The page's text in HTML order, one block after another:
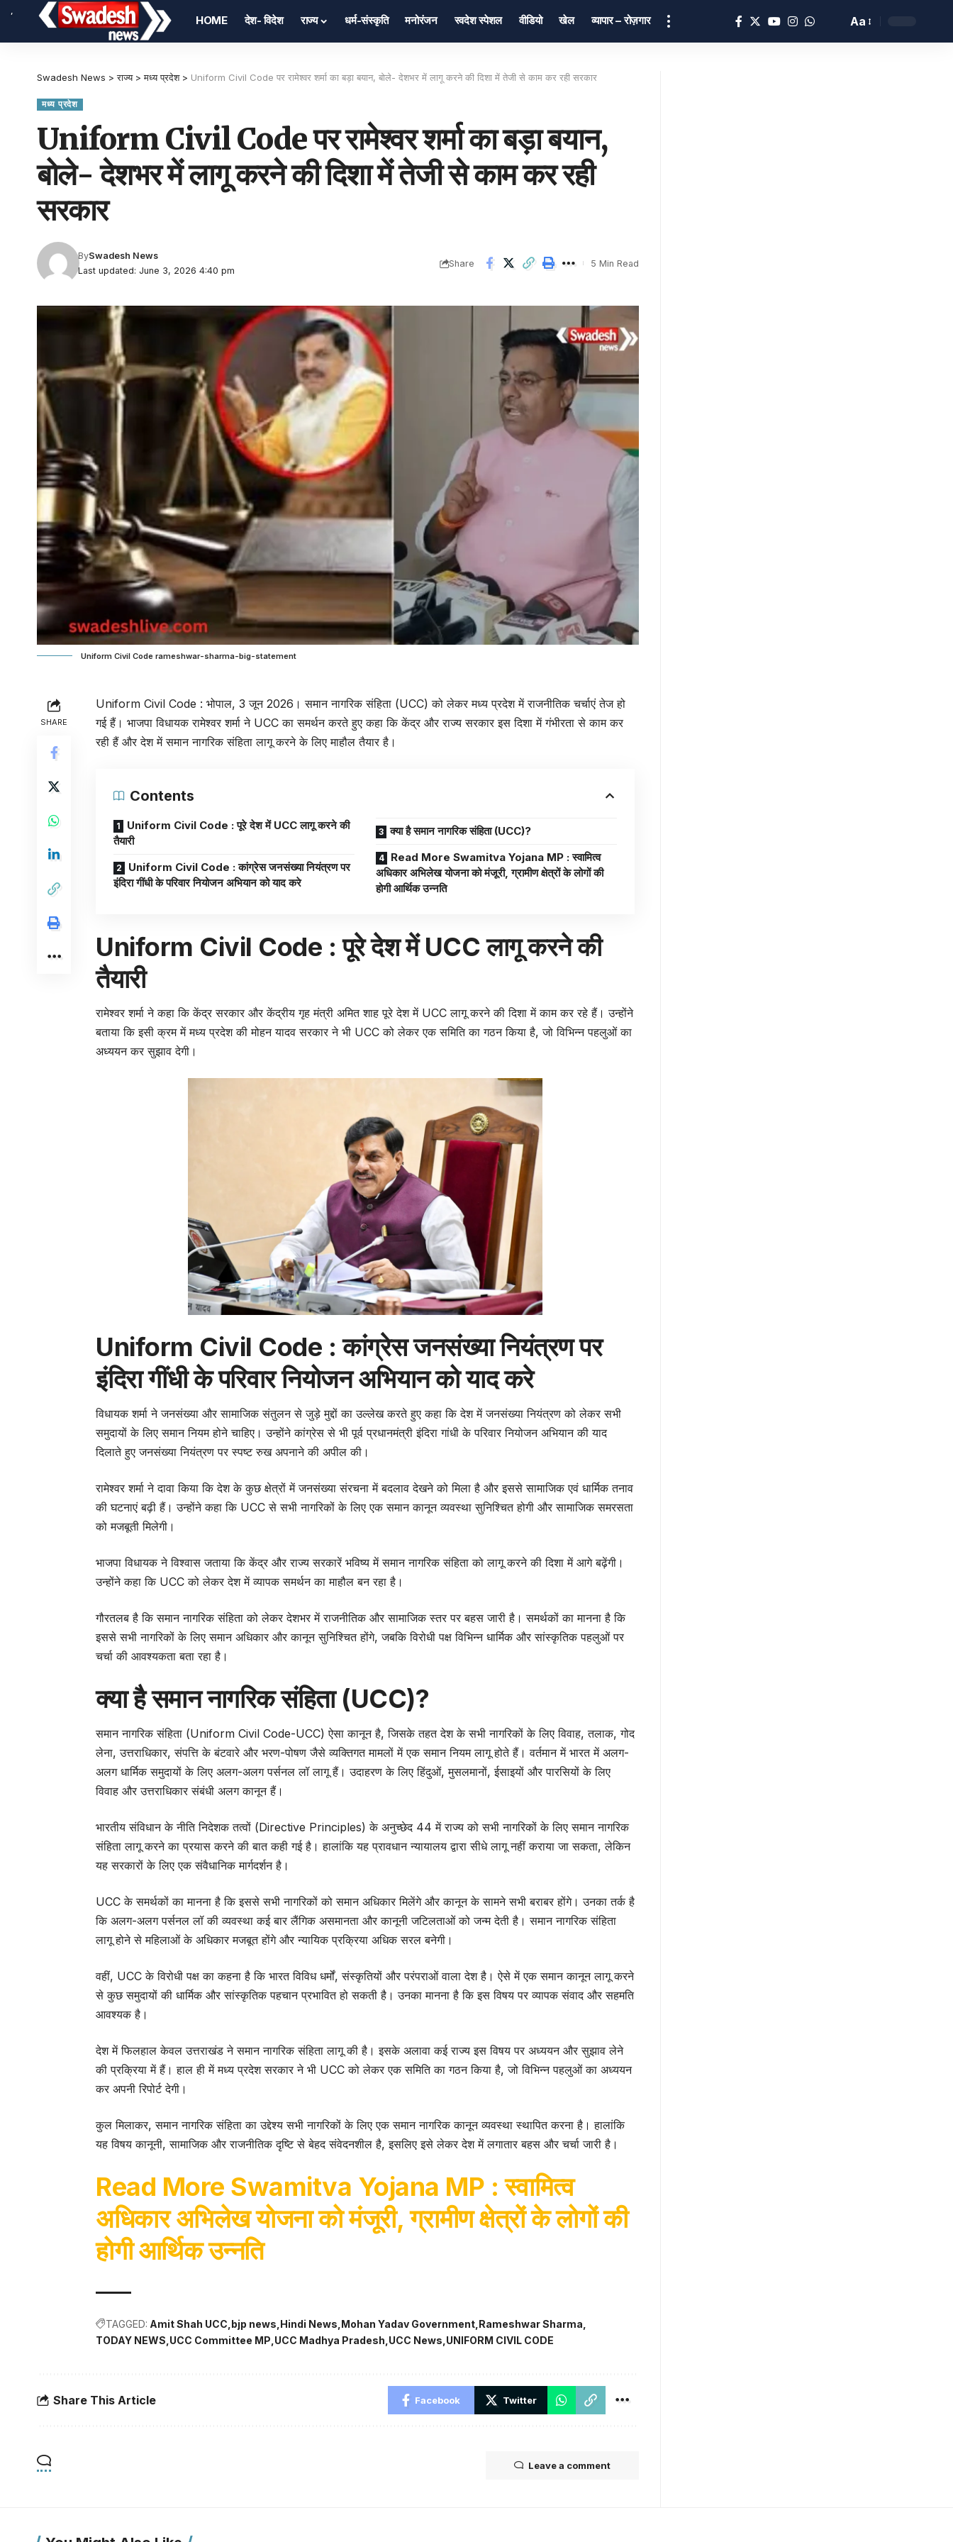
,
HOME देश- विदेश राज्य धर्म-संस्कृति मनोरंजन स्वदेश स्पेशल वीडियो खेल व्यापार – रोज़गार Aa
Swadesh News >राज्य>मध्य प्रदेश> Uniform Civil Code पर रामेश्वर शर्मा का बड़ा बयान, बोले- देशभर में लागू करने की दिशा में तेजी से काम कर रही सरकार
मध्य प्रदेश
Uniform Civil Code पर रामेश्वर शर्मा का बड़ा बयान,
बोले- देशभर में लागू करने की दिशा में तेजी से काम कर रही
सरकार
Last updated: June 3, 2026 4:40 pm
BySwadesh News
Share 5 Min Read
Uniform Civil Code rameshwar-sharma-big-statement
SHARE
Uniform Civil Code : भोपाल, 3 जून 2026। समान नागरिक संहिता (UCC) को लेकर मध्य प्रदेश में राजनीतिक चर्चाएं तेज हो
गई हैं। भाजपा विधायक रामेश्वर शर्मा ने UCC का समर्थन करते हुए कहा कि केंद्र और राज्य सरकार इस दिशा में गंभीरता से काम कर
रही हैं और देश में समान नागरिक संहिता लागू करने के लिए माहौल तैयार है।
Contents
Uniform Civil Code : पूरे देश में UCC लागू करने की
तैयारी
Uniform Civil Code : कांग्रेस जनसंख्या नियंत्रण पर
इंदिरा गींधी के परिवार नियोजन अभियान को याद करे
क्या है समान नागरिक संहिता (UCC)?
Read More Swamitva Yojana MP : स्वामित्व
अधिकार अभिलेख योजना को मंजूरी, ग्रामीण क्षेत्रों के लोगों की
होगी आर्थिक उन्नति
Uniform Civil Code : पूरे देश में UCC लागू करने की
तैयारी
रामेश्वर शर्मा ने कहा कि केंद्र सरकार और केंद्रीय गृह मंत्री अमित शाह पूरे देश में UCC लागू करने की दिशा में काम कर रहे हैं। उन्होंने
बताया कि इसी क्रम में मध्य प्रदेश की मोहन यादव सरकार ने भी UCC को लेकर एक समिति का गठन किया है, जो विभिन्न पहलुओं का
अध्ययन कर सुझाव देगी।
Uniform Civil Code : कांग्रेस जनसंख्या नियंत्रण पर
इंदिरा गींधी के परिवार नियोजन अभियान को याद करे
विधायक शर्मा ने जनसंख्या और सामाजिक संतुलन से जुड़े मुद्दों का उल्लेख करते हुए कहा कि देश में जनसंख्या नियंत्रण को लेकर सभी
समुदायों के लिए समान नियम होने चाहिए। उन्होंने कांग्रेस से भी पूर्व प्रधानमंत्री इंदिरा गांधी के परिवार नियोजन अभियान की याद
दिलाते हुए जनसंख्या नियंत्रण पर स्पष्ट रुख अपनाने की अपील की।
रामेश्वर शर्मा ने दावा किया कि देश के कुछ क्षेत्रों में जनसंख्या संरचना में बदलाव देखने को मिला है और इससे सामाजिक एवं धार्मिक तनाव
की घटनाएं बढ़ी हैं। उन्होंने कहा कि UCC से सभी नागरिकों के लिए एक समान कानून व्यवस्था सुनिश्चित होगी और सामाजिक समरसता
को मजबूती मिलेगी।
भाजपा विधायक ने विश्वास जताया कि केंद्र और राज्य सरकारें भविष्य में समान नागरिक संहिता को लागू करने की दिशा में आगे बढ़ेंगी।
उन्होंने कहा कि UCC को लेकर देश में व्यापक समर्थन का माहौल बन रहा है।
गौरतलब है कि समान नागरिक संहिता को लेकर देशभर में राजनीतिक और सामाजिक स्तर पर बहस जारी है। समर्थकों का मानना है कि
इससे सभी नागरिकों के लिए समान अधिकार और कानून सुनिश्चित होंगे, जबकि विरोधी पक्ष विभिन्न धार्मिक और सांस्कृतिक पहलुओं पर
चर्चा की आवश्यकता बता रहा है।
क्या है समान नागरिक संहिता (UCC)?
समान नागरिक संहिता (Uniform Civil Code-UCC) ऐसा कानून है, जिसके तहत देश के सभी नागरिकों के लिए विवाह, तलाक, गोद
लेना, उत्तराधिकार, संपत्ति के बंटवारे और भरण-पोषण जैसे व्यक्तिगत मामलों में एक समान नियम लागू होते हैं। वर्तमान में भारत में अलग-
अलग धार्मिक समुदायों के लिए अलग-अलग पर्सनल लॉ लागू हैं। उदाहरण के लिए हिंदुओं, मुसलमानों, ईसाइयों और पारसियों के लिए
विवाह और उत्तराधिकार संबंधी अलग कानून हैं।
भारतीय संविधान के नीति निदेशक तत्वों (Directive Principles) के अनुच्छेद 44 में राज्य को सभी नागरिकों के लिए समान नागरिक
संहिता लागू करने का प्रयास करने की बात कही गई है। हालांकि यह प्रावधान न्यायालय द्वारा सीधे लागू नहीं कराया जा सकता, लेकिन
यह सरकारों के लिए एक संवैधानिक मार्गदर्शन है।
UCC के समर्थकों का मानना है कि इससे सभी नागरिकों को समान अधिकार मिलेंगे और कानून के सामने सभी बराबर होंगे। उनका तर्क है
कि अलग-अलग पर्सनल लॉ की व्यवस्था कई बार लैंगिक असमानता और कानूनी जटिलताओं को जन्म देती है। समान नागरिक संहिता
लागू होने से महिलाओं के अधिकार मजबूत होंगे और न्यायिक प्रक्रिया अधिक सरल बनेगी।
वहीं, UCC के विरोधी पक्ष का कहना है कि भारत विविध धर्मों, संस्कृतियों और परंपराओं वाला देश है। ऐसे में एक समान कानून लागू करने
से कुछ समुदायों की धार्मिक और सांस्कृतिक पहचान प्रभावित हो सकती है। उनका मानना है कि इस विषय पर व्यापक संवाद और सहमति
आवश्यक है।
देश में फिलहाल केवल उत्तराखंड ने समान नागरिक संहिता लागू की है। इसके अलावा कई राज्य इस विषय पर अध्ययन और सुझाव लेने
की प्रक्रिया में हैं। हाल ही में मध्य प्रदेश सरकार ने भी UCC को लेकर एक समिति का गठन किया है, जो विभिन्न पहलुओं का अध्ययन
कर अपनी रिपोर्ट देगी।
कुल मिलाकर, समान नागरिक संहिता का उद्देश्य सभी नागरिकों के लिए एक समान नागरिक कानून व्यवस्था स्थापित करना है। हालांकि
यह विषय कानूनी, सामाजिक और राजनीतिक दृष्टि से बेहद संवेदनशील है, इसलिए इसे लेकर देश में लगातार बहस और चर्चा जारी है।
Read More Swamitva Yojana MP : स्वामित्व
अधिकार अभिलेख योजना को मंजूरी, ग्रामीण क्षेत्रों के लोगों की
होगी आर्थिक उन्नति
TAGGED: Amit Shah UCC bjp news Hindi News Mohan Yadav Government Rameshwar Sharma
TODAY NEWS UCC Committee MP UCC Madhya Pradesh UCC News UNIFORM CIVIL CODE
Share This Article Facebook Twitter
Leave a comment